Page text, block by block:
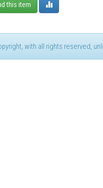
this item
with all rights reserved,